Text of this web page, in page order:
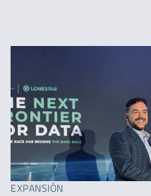
EXPANSIÓN